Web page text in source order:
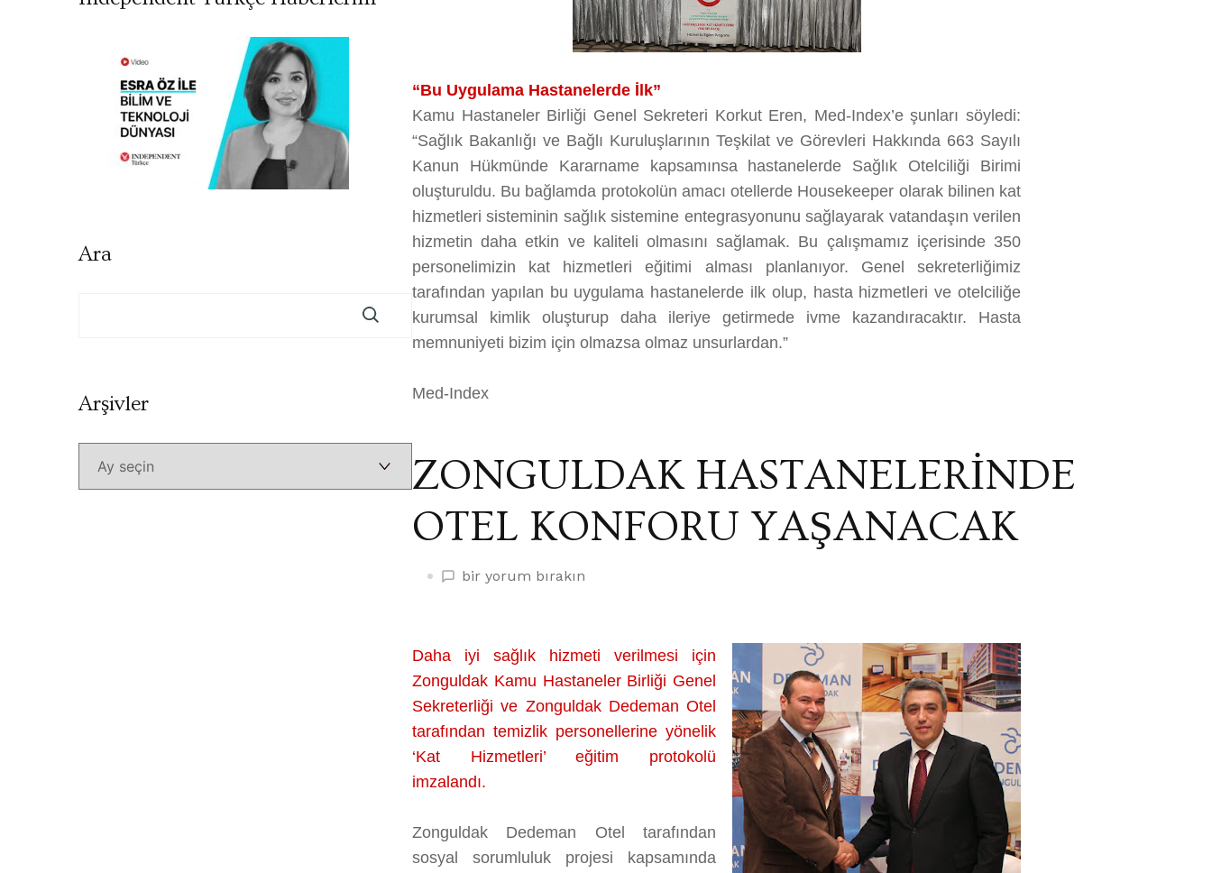
“Bu Uygulama Hastanelerde İlk”
Kamu Hastaneler Birliği Genel Sekreteri Korkut Eren, Med-Index’e şunları söyledi:
“Sağlık Bakanlığı ve Bağlı Kuruluşlarının Teşkilat ve Görevleri Hakkında 663 Sayılı
Kanun Hükmünde Kararname kapsamınsa hastanelerde Sağlık Otelciliği Birimi
oluşturuldu. Bu bağlamda protokolün amacı otellerde Housekeeper olarak bilinen kat
hizmetleri sisteminin sağlık sistemine entegrasyonunu sağlayarak vatandaşın verilen
hizmetin daha etkin ve kaliteli olmasını sağlamak. Bu çalışmamız içerisinde 350
personelimizin kat hizmetleri eğitimi alması planlanıyor. Genel sekreterliğimiz
tarafından yapılan bu uygulama hastanelerde ilk olup, hasta hizmetleri ve otelciliğe
kurumsal kimlik oluşturup daha ileriye getirmede ivme kazandıracaktır. Hasta
memnuniyeti bizim için olmazsa olmaz unsurlardan.”
Med-Index
ZONGULDAK HASTANELERİNDE
OTEL KONFORU YAŞANACAK
ZONGULDAK
YAŞANACAK
üzerine
bir yorum bırakın
Daha iyi sağlık hizmeti verilmesi için
Zonguldak Kamu Hastaneler Birliği Genel
Sekreterliği ve Zonguldak Dedeman Otel
tarafından temizlik personellerine yönelik
‘Kat Hizmetleri’ eğitim protokolü
imzalandı.
Zonguldak Dedeman Otel tarafından
sosyal sorumluluk projesi kapsamında
Ara
ArşivlerArşivler